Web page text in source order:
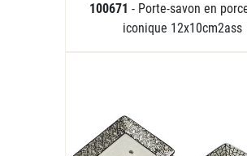
100671 - Porte-savon en
iconique 12x10cm2ass